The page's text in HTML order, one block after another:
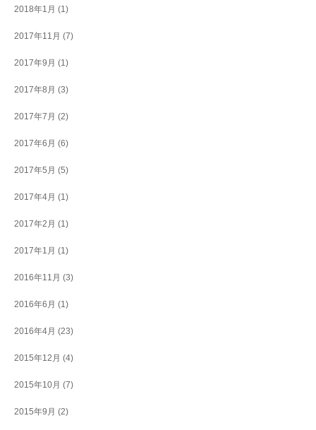
2018年1月 (1)
2017年11月 (7)
2017年9月 (1)
2017年8月 (3)
2017年7月 (2)
2017年6月 (6)
2017年5月 (5)
2017年4月 (1)
2017年2月 (1)
2017年1月 (1)
2016年11月 (3)
2016年6月 (1)
2016年4月 (23)
2015年12月 (4)
2015年10月 (7)
2015年9月 (2)